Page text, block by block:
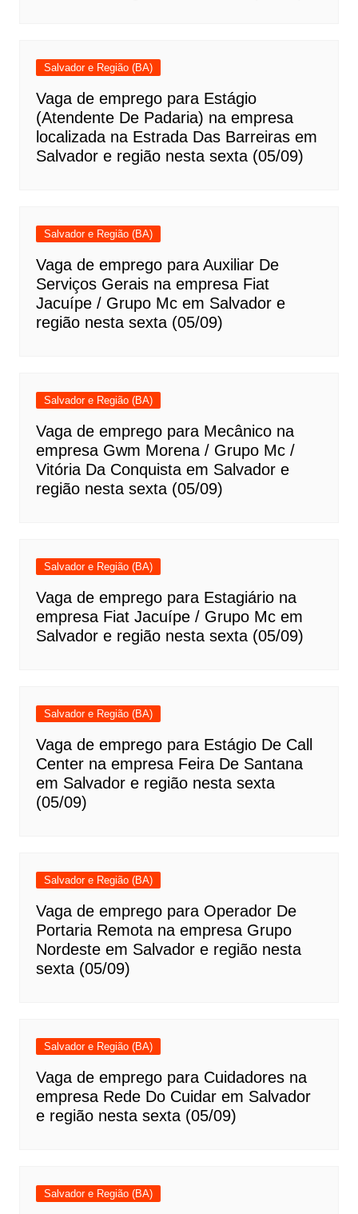
Salvador e Região (BA)
Vaga de emprego para Estágio
(Atendente De Padaria) na empresa
localizada na Estrada Das Barreiras em
Salvador e região nesta sexta (05/09)
Salvador e Região (BA)
Vaga de emprego para Auxiliar De
Serviços Gerais na empresa Fiat
Jacuípe / Grupo Mc em Salvador e
região nesta sexta (05/09)
Salvador e Região (BA)
Vaga de emprego para Mecânico na
empresa Gwm Morena / Grupo Mc /
Vitória Da Conquista em Salvador e
região nesta sexta (05/09)
Salvador e Região (BA)
Vaga de emprego para Estagiário na
empresa Fiat Jacuípe / Grupo Mc em
Salvador e região nesta sexta (05/09)
Salvador e Região (BA)
Vaga de emprego para Estágio De Call
Center na empresa Feira De Santana
em Salvador e região nesta sexta
(05/09)
Salvador e Região (BA)
Vaga de emprego para Operador De
Portaria Remota na empresa Grupo
Nordeste em Salvador e região nesta
sexta (05/09)
Salvador e Região (BA)
Vaga de emprego para Cuidadores na
empresa Rede Do Cuidar em Salvador
e região nesta sexta (05/09)
Salvador e Região (BA)